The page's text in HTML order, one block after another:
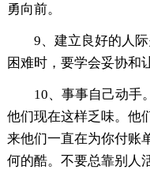
勇向前。
9、建立良好的人
困难时，要学会妥协和
10、事事自己动手
他们现在这样乏味。他
来他们一直在为你付账
何的酷。不要总靠别人